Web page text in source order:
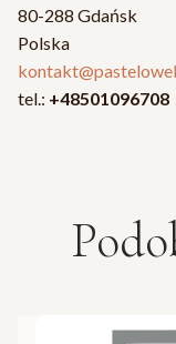
80-288 Gdańsk
Polska
tel.: +48501096708